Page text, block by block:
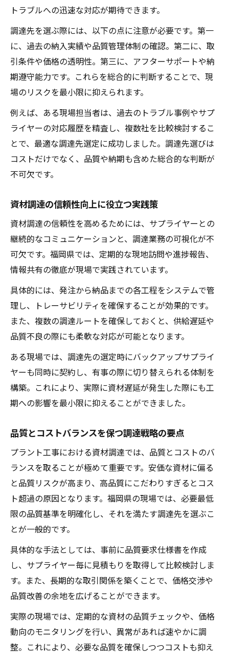
トラブルへの迅速な対応が期待できます。
調達先を選ぶ際には、以下の点に注意が必要です。第一
に、過去の納入実績や品質管理体制の確認。第二に、取
引条件や価格の透明性。第三に、アフターサポートや納
期遵守能力です。これらを総合的に判断することで、現
場のリスクを最小限に抑えられます。
例えば、ある現場担当者は、過去のトラブル事例やサプ
ライヤーの対応履歴を精査し、複数社を比較検討するこ
とで、最適な調達先選定に成功しました。調達先選びは
コストだけでなく、品質や納期も含めた総合的な判断が
不可欠です。
資材調達の信頼性向上に役立つ実践策
資材調達の信頼性を高めるためには、サプライヤーとの
継続的なコミュニケーションと、調達業務の可視化が不
可欠です。福岡県では、定期的な現地訪問や進捗報告、
情報共有の徹底が現場で実践されています。
具体的には、発注から納品までの各工程をシステムで管
理し、トレーサビリティを確保することが効果的です。
また、複数の調達ルートを確保しておくと、供給遅延や
品質不良の際にも柔軟な対応が可能となります。
ある現場では、調達先の選定時にバックアップサプライ
ヤーも同時に契約し、有事の際に切り替えられる体制を
構築。これにより、実際に資材遅延が発生した際にも工
期への影響を最小限に抑えることができました。
品質とコストバランスを保つ調達戦略の要点
プラント工事における資材調達では、品質とコストのバ
ランスを取ることが極めて重要です。安価な資材に偏る
と品質リスクが高まり、高品質にこだわりすぎるとコス
ト超過の原因となります。福岡県の現場では、必要最低
限の品質基準を明確化し、それを満たす調達先を選ぶこ
とが一般的です。
具体的な手法としては、事前に品質要求仕様書を作成
し、サプライヤー毎に見積もりを取得して比較検討しま
す。また、長期的な取引関係を築くことで、価格交渉や
品質改善の余地を広げることができます。
実際の現場では、定期的な資材の品質チェックや、価格
動向のモニタリングを行い、異常があれば速やかに調
整。これにより、必要な品質を確保しつつコストも抑え